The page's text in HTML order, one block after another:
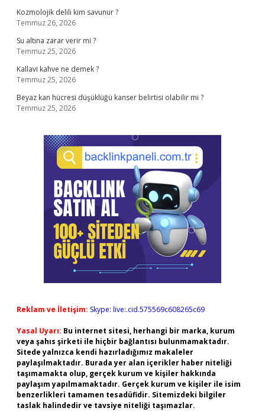
Kozmolojik delili kim savunur ?
Temmuz 26, 2026
Su altına zarar verir mi ?
Temmuz 25, 2026
Kallavi kahve ne demek ?
Temmuz 25, 2026
Beyaz kan hücresi düşüklüğü kanser belirtisi olabilir mi ?
Temmuz 25, 2026
Reklam ve İletişim: Skype: live:.cid.575569c608265c69
Yasal Uyarı: Bu internet sitesi, herhangi bir marka, kurum
veya şahıs şirketi ile hiçbir bağlantısı bulunmamaktadır.
Sitede yalnızca kendi hazırladığımız makaleler
paylaşılmaktadır. Burada yer alan içerikler haber niteliği
taşımamakta olup, gerçek kurum ve kişiler hakkında
paylaşım yapılmamaktadır. Gerçek kurum ve kişiler ile isim
benzerlikleri tamamen tesadüfidir. Sitemizdeki bilgiler
taslak halindedir ve tavsiye niteliği taşımazlar.